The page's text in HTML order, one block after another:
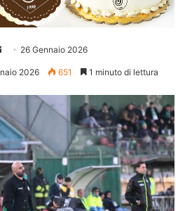
Invia 26 Gennaio 2026
2026 651 1 minuto di lettura